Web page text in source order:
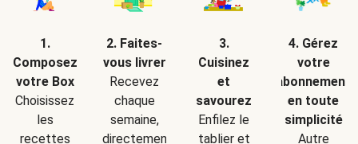
1.
Composez
votre Box
Choisissez
les
recettes
2. Faites-
vous livrer
Recevez
chaque
semaine,
directement
3.
Cuisinez
et
savourez
Enfilez le
tablier et
4. Gérez
votre
abonnement
en toute
simplicité
Autre